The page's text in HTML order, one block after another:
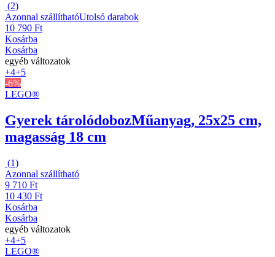
(2)
Azonnal szállíthatóUtolsó darabok
10 790 Ft
Kosárba
Kosárba
egyéb változatok
+4+5
-6%
LEGO®
Gyerek tárolódobozMűanyag, 25x25 cm,
magasság 18 cm
(1)
Azonnal szállítható
9 710 Ft
10 430 Ft
Kosárba
Kosárba
egyéb változatok
+4+5
LEGO®